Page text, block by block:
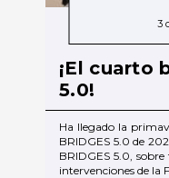
3
¡El cuarto
5.0!
Ha llegado la
BRIDGES 5.0 de
BRIDGES 5.0,
intervenciones de la